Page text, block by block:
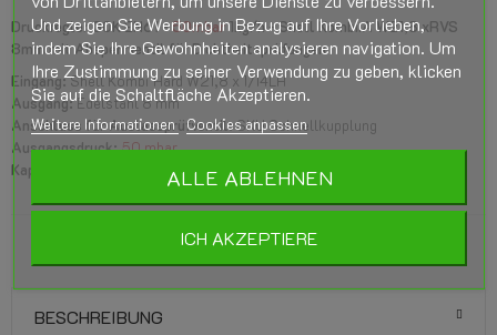
Druckregler GOK EN61 -50mbar1kg/h - Shell Kombi.A W21,8 xRVS
8mm mit Absperrventil für Dichtheitsprüfungen
Eingang:Shell Kombi Hard W21,8 x 1/14LH
Ausgang:Edelstahl 8 mm
Anschluss für Auslassprüfventil:SKU Schnellkupplung
Ausgangsdruck:50 mbar
Kapazität:
BESCHREIBUNG
Und zeigen Sie Werbung in Bezug auf Ihre Vorlieben,
indem Sie Ihre Gewohnheiten analysieren navigation. Um
Ihre Zustimmung zu seiner Verwendung zu geben, klicken
Sie auf die Schaltfläche Akzeptieren.
Weitere Informationen Cookies anpassen
ALLE ABLEHNEN
ICH AKZEPTIERE